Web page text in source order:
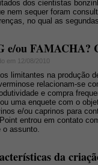
dos cientistas
nem sequer foram
no qual as
e/ou FAMACHA?
em 12/08/2010
limitantes na produção
relacionam-se
e compra
uma enquete com o
e/ou caprinos para
entrou em contato
o assunto.
da